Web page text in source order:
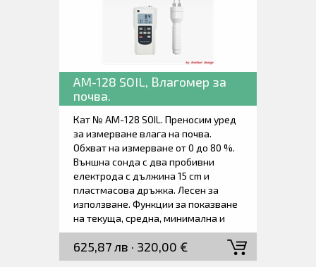
почвата, устойчив на дълготрайна
електролиза, устойчив на корозия,
напълно водоустойчив.
AM-128 SOIL, Влагомер за
почва.
Кат № AM-128 SOIL. Преносим уред
за измерване влага на почва.
Обхват на измерване от 0 до 80 %.
Външна сонда с два пробивни
електрода с дължина 15 cm и
пластмасова дръжка. Лесен за
използване. Функции за показване
на текуща, средна, минимална и
максимална стойности. Доставя се
в транспортно куфарче, заедно с
батерия и ръководство за работа.
625,87 лв · 320,00 €